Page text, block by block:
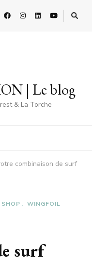
| Le blog
& La Torche
combinaison de surf
WINGFOIL
surf